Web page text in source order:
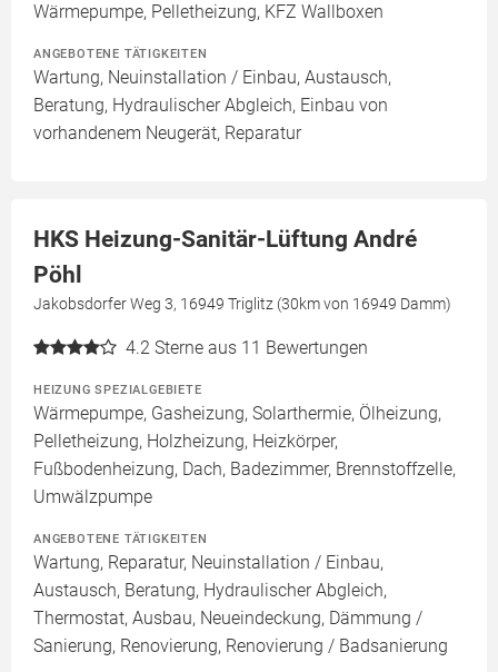
Wärmepumpe, Pelletheizung, KFZ Wallboxen
ANGEBOTENE TÄTIGKEITEN
Wartung, Neuinstallation / Einbau, Austausch,
Beratung, Hydraulischer Abgleich, Einbau von
vorhandenem Neugerät, Reparatur
HKS Heizung-Sanitär-Lüftung André
Pöhl
Jakobsdorfer Weg 3, 16949 Triglitz (30km von 16949 Damm)
4.2 Sterne aus 11 Bewertungen
HEIZUNG SPEZIALGEBIETE
Wärmepumpe, Gasheizung, Solarthermie, Ölheizung,
Pelletheizung, Holzheizung, Heizkörper,
Fußbodenheizung, Dach, Badezimmer, Brennstoffzelle,
Umwälzpumpe
ANGEBOTENE TÄTIGKEITEN
Wartung, Reparatur, Neuinstallation / Einbau,
Austausch, Beratung, Hydraulischer Abgleich,
Thermostat, Ausbau, Neueindeckung, Dämmung /
Sanierung, Renovierung, Renovierung / Badsanierung